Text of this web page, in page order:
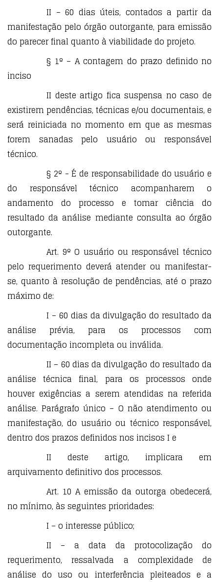
II – 60 dias úteis, contados a partir da
manifestação pelo órgão outorgante, para emissão
do parecer final quanto à viabilidade do projeto.
§ 1º – A contagem do prazo definido no
inciso
II deste artigo fica suspensa no caso de
existirem pendências, técnicas e/ou documentais, e
será reiniciada no momento em que as mesmas
forem sanadas pelo usuário ou responsável
técnico.
§ 2º - É de responsabilidade do usuário e
do responsável técnico acompanharem o
andamento do processo e tomar ciência do
resultado da análise mediante consulta ao órgão
outorgante.
Art. 9º O usuário ou responsável técnico
pelo requerimento deverá atender ou manifestar-
se, quanto à resolução de pendências, até o prazo
máximo de:
I – 60 dias da divulgação do resultado da
análise prévia, para os processos com
documentação incompleta ou inválida.
II – 60 dias da divulgação do resultado da
análise técnica final, para os processos onde
houver exigências a serem atendidas na referida
análise. Parágrafo único – O não atendimento ou
manifestação, do usuário ou técnico responsável,
dentro dos prazos definidos nos incisos I e
II deste artigo, implicara em
arquivamento definitivo dos processos.
Art. 10 A emissão da outorga obedecerá,
no mínimo, às seguintes prioridades:
I – o interesse público;
II – a data da protocolização do
requerimento, ressalvada a complexidade de
análise do uso ou interferência pleiteados e a